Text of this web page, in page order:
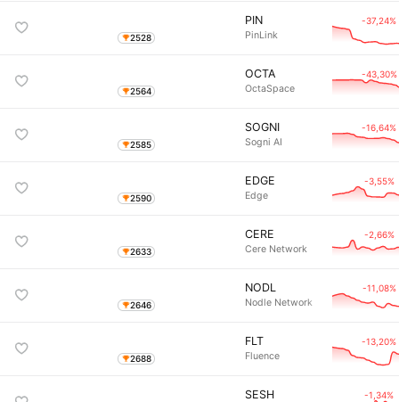
2528
PIN
PinLink
-37,24%
2564
OCTA
OctaSpace
-43,30%
2585
SOGNI
Sogni AI
-16,64%
2590
EDGE
Edge
-3,55%
2633
CERE
Cere Network
-2,66%
2646
NODL
Nodle Network
-11,08%
2688
FLT
Fluence
-13,20%
SESH -1,34%